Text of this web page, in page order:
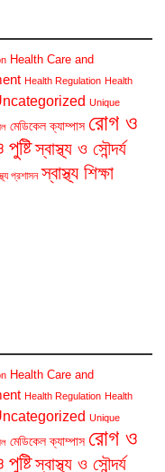
Health Care and
Health Regulation Health
Unique
মেডিকেল ক্যাম্পাস রোগ ও
স্বাস্থ্য ও সৌন্দর্য
প্রশাসন স্বাস্থ্য শিক্ষা
Health Care and
Health Regulation Health
Unique
মেডিকেল ক্যাম্পাস রোগ ও
স্বাস্থ্য ও সৌন্দর্য